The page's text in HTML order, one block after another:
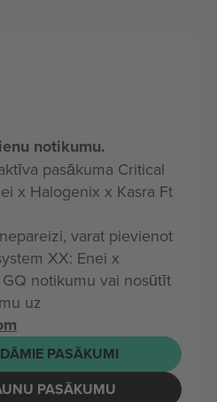
notikumu.
pasākuma Critical
x Halogenix x Kasra Ft
varat pievienot
XX: Enei x
notikumu vai nosūtīt
uz
PASĀKUMI
PASĀKUMU